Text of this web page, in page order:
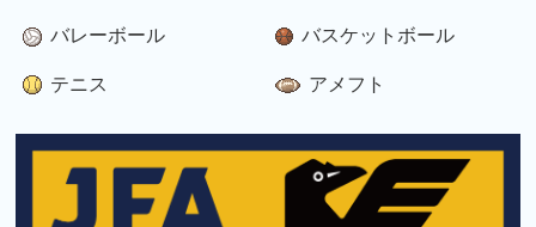
バレーボール バスケットボール
テニス アメフト